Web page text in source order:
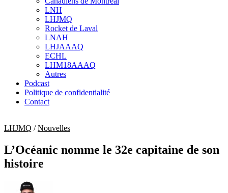
sub
menu
LNH
LHJMQ
Rocket de Laval
LNAH
LHJAAAQ
ECHL
LHM18AAAQ
Autres
Podcast
Politique de confidentialité
Contact
LHJMQ /Nouvelles
L’Océanic nomme le 32e capitaine de son
histoire